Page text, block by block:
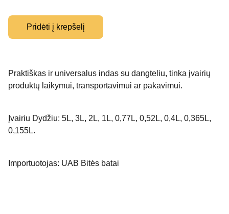
Pridėti į krepšelį
Praktiškas ir universalus indas su dangteliu, tinka įvairių
produktų laikymui, transportavimui ar pakavimui.
Įvairiu Dydžiu: 5L, 3L, 2L, 1L, 0,77L, 0,52L, 0,4L, 0,365L,
0,155L.
Importuotojas: UAB Bitės batai